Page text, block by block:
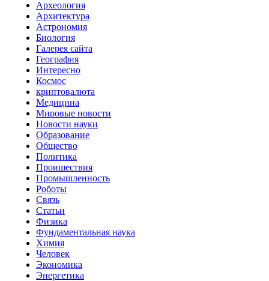
Археология
Архитектура
Астрономия
Биология
Галерея сайта
География
Интересно
Космос
криптовалюта
Медицина
Мировые новости
Новости науки
Образование
Общество
Политика
Проишествия
Промышленность
Роботы
Связь
Статьи
Физика
Фундаментальная наука
Химия
Человек
Экономика
Энергетика